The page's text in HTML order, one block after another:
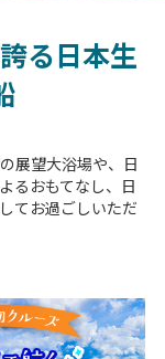
る日本生
展望大浴場や、日
るおもてなし、日
てお過ごしいただ